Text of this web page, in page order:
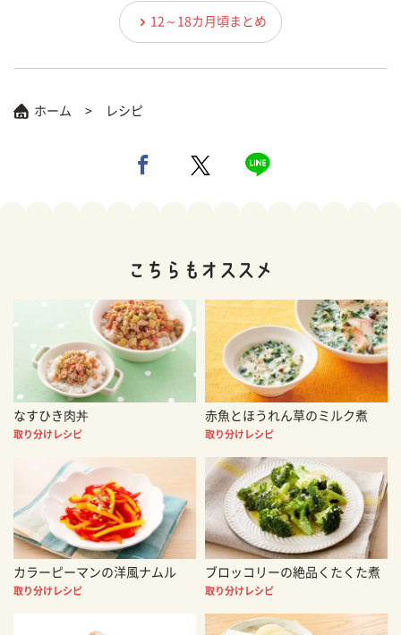
12～18カ月頃まとめ
ホーム レシピ
なすひき肉丼
取り分けレシピ
赤魚とほうれん草のミルク煮
取り分けレシピ
カラーピーマンの洋風ナムル
取り分けレシピ
ブロッコリーの絶品くたくた煮
取り分けレシピ